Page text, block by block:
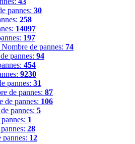
pannes: 30
258
14097
197
Nombre de pannes: 74
pannes: 94
454
9230
pannes: 31
de pannes: 87
de pannes: 106
pannes: 5
1
28
12